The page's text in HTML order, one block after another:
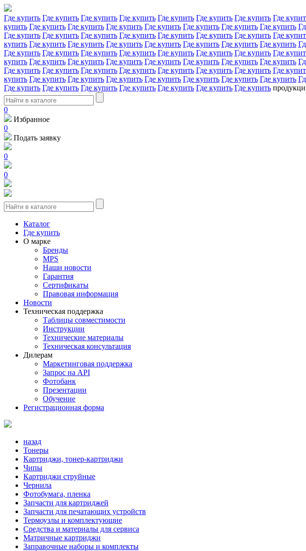
Где купить Где купить Где купить Где купить Где купить Где купить Где купить Где
купить Где купить Где купить Где купить Где купить Где купить Где купить Где купить
Где купить Где купить Где купить Где купить Где купить Где купить Где купить Где
купить Где купить Где купить Где купить Где купить Где купить Где купить Где купить
Где купить Где купить Где купить Где купить Где купить Где купить Где купить Где
купить Где купить Где купить Где купить Где купить Где купить Где купить Где купить
Где купить Где купить Где купить Где купить Где купить Где купить Где купить Где
купить Где купить Где купить Где купить Где купить Где купить Где купить Где купить
Где купить Где купить Где купить Где купить Где купить Где купить Где купить
0
Избранное
0
Подать заявку
0
0
Каталог
Где купить
О марке
Бренды
MPS
Наши новости
Гарантия
Сертификаты
Правовая информация
Новости
Техническая поддержка
Таблицы совместимости
Инструкции
Технические материалы
Техническая консультация
Дилерам
Маркетинговая поддержка
Запрос на API
Фотобанк
Презентации
Обучение
Регистрационная форма
назад
Тонеры
Картриджи, тонер-картриджи
Чипы
Картриджи струйные
Чернила
Фотобумага, пленка
Запчасти для картриджей
Запчасти для печатающих устройств
Термоузлы и комплектующие
Средства и материалы для сервиса
Матричные картриджи
Заправочные наборы и комплекты